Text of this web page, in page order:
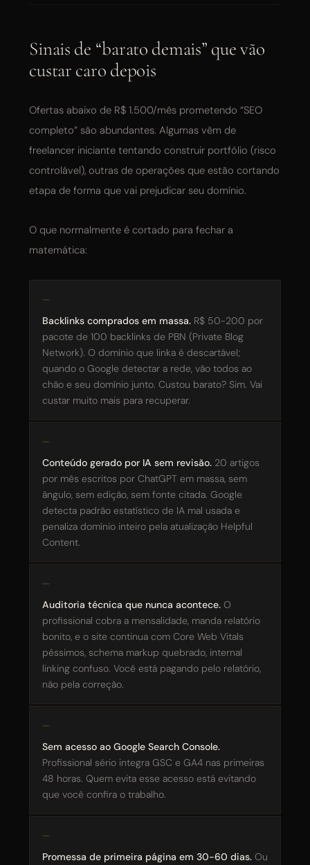
Sinais de “barato demais” que vão
custar caro depois
Ofertas abaixo de R$ 1.500/mês prometendo “SEO
completo” são abundantes. Algumas vêm de
freelancer iniciante tentando construir portfólio (risco
controlável), outras de operações que estão cortando
etapa de forma que vai prejudicar seu domínio.
O que normalmente é cortado para fechar a
matemática:
Backlinks comprados em massa.R$ 50-200 por
pacote de 100 backlinks de PBN (Private Blog
Network). O domínio que linka é descartável;
quando o Google detectar a rede, vão todos ao
chão e seu domínio junto. Custou barato? Sim. Vai
custar muito mais para recuperar.
Conteúdo gerado por IA sem revisão.20 artigos
por mês escritos por ChatGPT em massa, sem
ângulo, sem edição, sem fonte citada. Google
detecta padrão estatístico de IA mal usada e
penaliza domínio inteiro pela atualização Helpful
Content.
Auditoria técnica que nunca acontece.O
profissional cobra a mensalidade, manda relatório
bonito, e o site continua com Core Web Vitals
péssimos, schema markup quebrado, internal
linking confuso. Você está pagando pelo relatório,
não pela correção.
Sem acesso ao Google Search Console.
Profissional sério integra GSC e GA4 nas primeiras
48 horas. Quem evita esse acesso está evitando
que você confira o trabalho.
Promessa de primeira página em 30-60 dias.Ou